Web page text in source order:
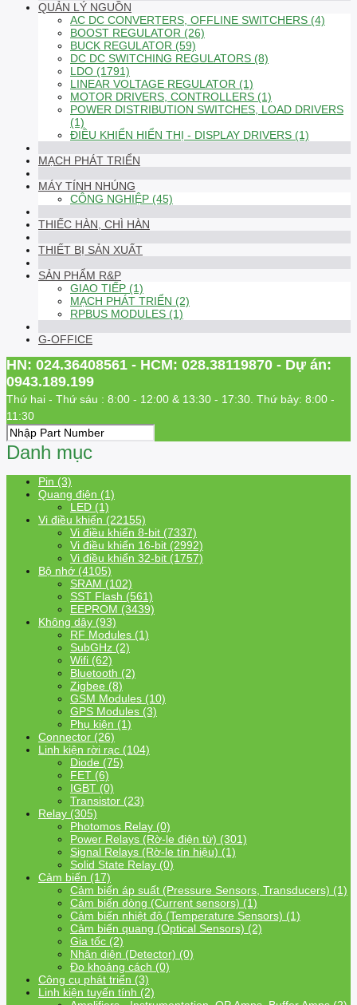
QUẢN LÝ NGUỒN
AC DC CONVERTERS, OFFLINE SWITCHERS (4)
BOOST REGULATOR (26)
BUCK REGULATOR (59)
DC DC SWITCHING REGULATORS (8)
LDO (1791)
LINEAR VOLTAGE REGULATOR (1)
MOTOR DRIVERS, CONTROLLERS (1)
POWER DISTRIBUTION SWITCHES, LOAD DRIVERS
(1)
ĐIỀU KHIỂN HIỂN THỊ - DISPLAY DRIVERS (1)
MẠCH PHÁT TRIỂN
MÁY TÍNH NHÚNG
CÔNG NGHIỆP (45)
THIẾC HÀN, CHÌ HÀN
THIẾT BỊ SẢN XUẤT
SẢN PHẨM R&P
GIAO TIẾP (1)
MẠCH PHÁT TRIỂN (2)
RPBUS MODULES (1)
G-OFFICE
HN: 024.36408561 - HCM: 028.38119870 - Dự án:
0943.189.199
Thứ hai - Thứ sáu : 8:00 - 12:00 & 13:30 - 17:30. Thứ bảy: 8:00 -
11:30
Danh mục
Pin (3)
Quang điện (1)
LED (1)
Vi điều khiển (22155)
Vi điều khiển 8-bit (7337)
Vi điều khiển 16-bit (2992)
Vi điều khiển 32-bit (1757)
Bộ nhớ (4105)
SRAM (102)
SST Flash (561)
EEPROM (3439)
Không dây (93)
RF Modules (1)
SubGHz (2)
Wifi (62)
Bluetooth (2)
Zigbee (8)
GSM Modules (10)
GPS Modules (3)
Phụ kiện (1)
Connector (26)
Linh kiện rời rạc (104)
Diode (75)
FET (6)
IGBT (0)
Transistor (23)
Relay (305)
Photomos Relay (0)
Power Relays (Rờ-le điện từ) (301)
Signal Relays (Rờ-le tín hiệu) (1)
Solid State Relay (0)
Cảm biến (17)
Cảm biến áp suất (Pressure Sensors, Transducers) (1)
Cảm biến dòng (Current sensors) (1)
Cảm biến nhiệt độ (Temperature Sensors) (1)
Cảm biến quang (Optical Sensors) (2)
Gia tốc (2)
Nhận diện (Detector) (0)
Đo khoảng cách (0)
Công cụ phát triển (3)
Linh kiện tuyến tính (2)